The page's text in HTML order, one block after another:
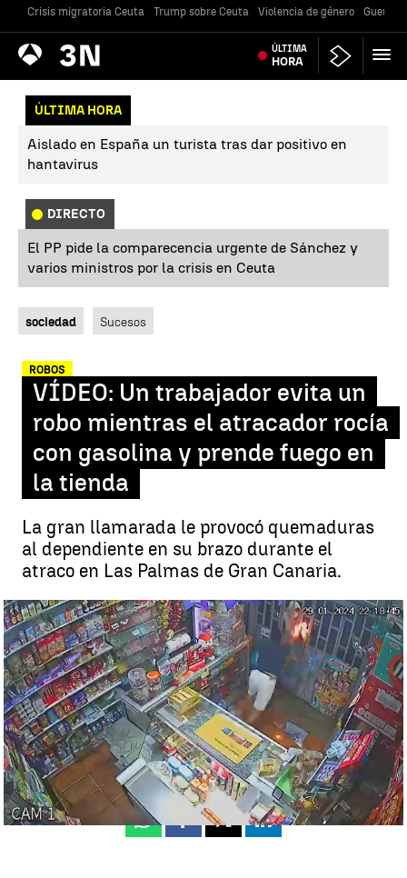
Crisis migratoria Ceuta Trump sobre Ceuta Violencia de género Guerra
Antena
3 Noticias ÚLTIMA
HORA
ÚLTIMA HORA
Aislado en España un turista tras dar positivo en
hantavirus
DIRECTO
El PP pide la comparecencia urgente de Sánchez y
varios ministros por la crisis en Ceuta
sociedad Sucesos
ROBOS
VÍDEO: Un trabajador evita un
robo mientras el atracador rocía
con gasolina y prende fuego en
la tienda
La gran llamarada le provocó quemaduras
al dependiente en su brazo durante el
atraco en Las Palmas de Gran Canaria.
Robo en Canarias con fuego |Déborah Sabina
Déborah Sabina
Las Palmas de Gran Canaria
Publicado:25 de febrero de 2024, 23:31
WhatsappFacebook
X Linkedin